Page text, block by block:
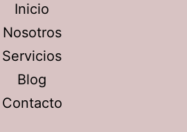
Inicio
Nosotros
Servicios
Blog
Contacto